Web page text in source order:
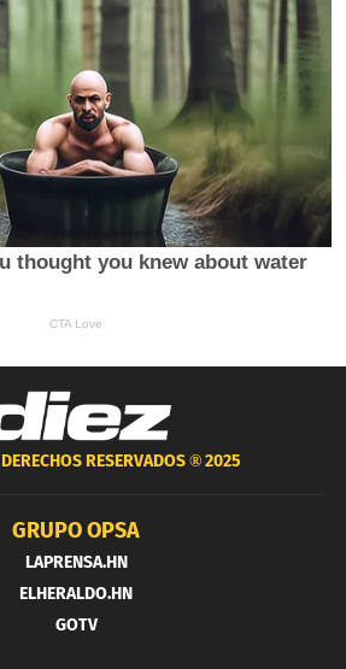
RESERVADOS ®2025
GRUPO OPSA
LAPRENSA.HN
ELHERALDO.HN
GOTV